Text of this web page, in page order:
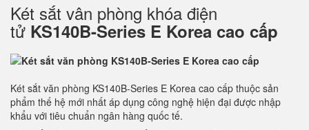
Két sắt vân phòng khóa điện
tử KS140B-Series E Korea cao cấp
Két sắt văn phòng KS140B-Series E Korea cao cấp thuộc sản
phẩm thế hệ mới nhất áp dụng công nghệ hiện đại được nhập
khẩu với tiêu chuẩn ngân hàng quốc tế.